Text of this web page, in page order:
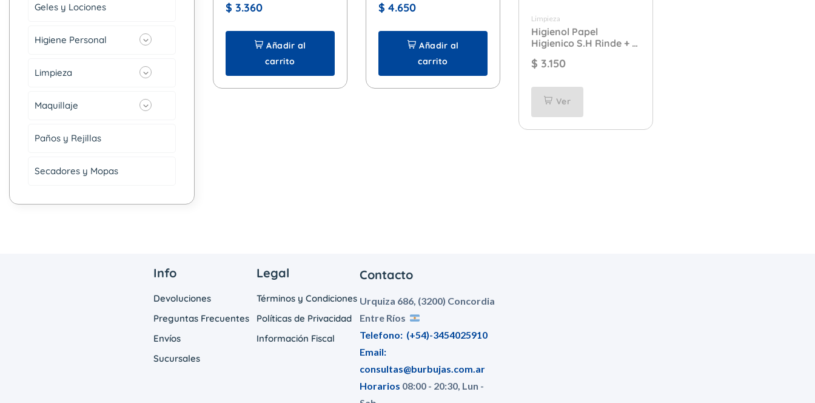
$ 3.360
Añadir al
carrito
$ 4.650
Añadir al
carrito
Limpieza
Higienol Papel
Higienico S.H Rinde + 4
$ 3.150
Ver
Geles y Lociones
Higiene Personal
Limpieza
Maquillaje
Paños y Rejillas
Secadores y Mopas
Info
Devoluciones
Preguntas Frecuentes
Envíos
Sucursales
Legal
Términos y Condiciones
Políticas de Privacidad
Información Fiscal
Contacto
Urquiza 686, (3200) Concordia
Entre Ríos
Telefono: (+54)-3454025910
Email:
consultas@burbujas.com.ar
Horarios 08:00 - 20:30, Lun -